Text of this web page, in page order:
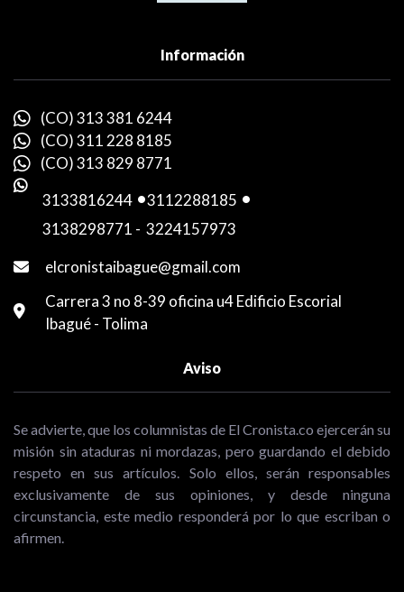
Información
(CO) 313 381 6244
(CO) 311 228 8185
(CO) 313 829 8771
3133816244 -3112288185 -
3138298771 - 3224157973
elcronistaibague@gmail.com
Carrera 3 no 8-39 oficina u4 Edificio Escorial
Ibagué - Tolima
Aviso
Se advierte, que los columnistas de El Cronista.co ejercerán su
misión sin ataduras ni mordazas, pero guardando el debido
respeto en sus artículos. Solo ellos, serán responsables
exclusivamente de sus opiniones, y desde ninguna
circunstancia, este medio responderá por lo que escriban o
afirmen.